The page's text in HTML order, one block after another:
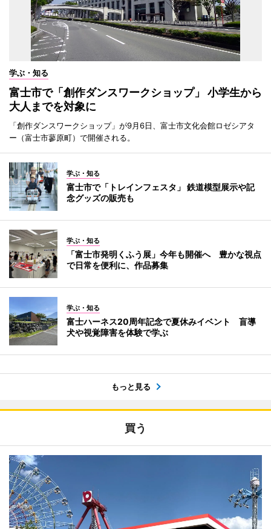
学ぶ・知る
富士市で「創作ダンスワークショップ」 小学生から
大人までを対象に
「創作ダンスワークショップ」が9月6日、富士市文化会館ロゼシアタ
ー（富士市蓼原町）で開催される。
学ぶ・知る
富士市で「トレインフェスタ」 鉄道模型展示や記
念グッズの販売も
学ぶ・知る
「富士市発明くふう展」今年も開催へ 豊かな視点
で日常を便利に、作品募集
学ぶ・知る
富士ハーネス20周年記念で夏休みイベント 盲導
犬や視覚障害を体験で学ぶ
もっと見る
買う